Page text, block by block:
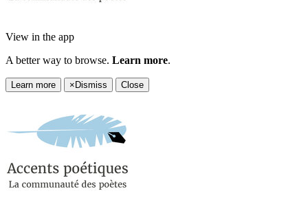
View in the app
A better way to browse. Learn more.
Learn more × Dismiss Close